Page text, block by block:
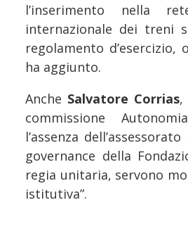
l’inserimento nella
internazionale dei treni
regolamento d’esercizio,
ha aggiunto.
Anche Salvatore Corrias,
commissione
l’assenza
governance della
regia unitaria, servono
istitutiva”.